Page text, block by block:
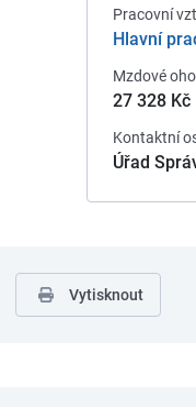
Pracovní
Hlavní
Mzdové
27 328 Kč
Kontaktní
Úřad
Vytisknout